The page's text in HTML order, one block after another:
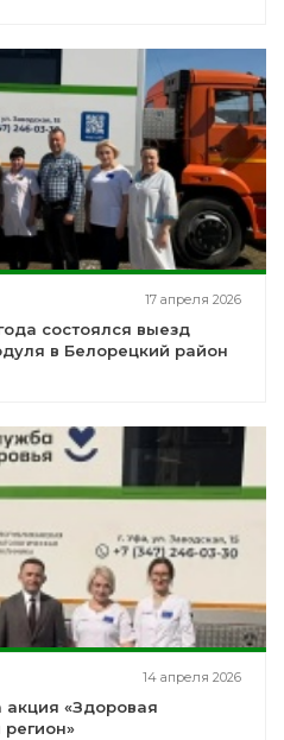
17 апреля 2026
состоялся выезд
в Белорецкий район
14 апреля 2026
акция «Здоровая